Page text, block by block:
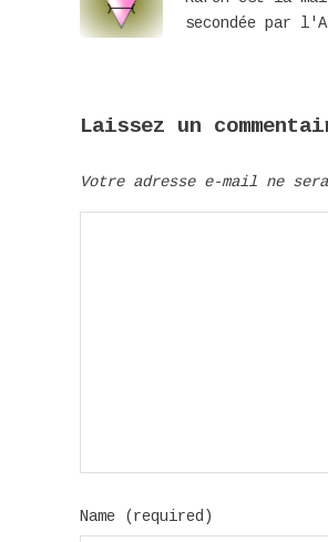
secondée par
Laissez un
Votre adresse e-mail ne
Name (required)